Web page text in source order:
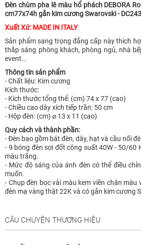
Đèn chùm pha lê màu hổ phách DEBORA
cm77x74h gắn kim cương Swarovski -
Xuất Xứ: MADE IN ITALY
Sản phẩm sang trọng đẳng cấp này thích
thắp sáng phòng khách, phòng ngủ, nhà
event…
Thông tin sản phẩm
- Chất liệu: Kim cương
Kích thước:
- Kích thước tổng thể: (cm) 74 x 77 (cao)
- Chiều cao dây xích tiếp trần: 50 cm
- Hộp đèn: (cm) ⌀ 13 x 11 (cao)
Quy cách và thành phần:
- Đèn bao gồm bát đèn, dây, hạt và cầu nối
- 9 bóng đèn sợi đốt công suất 40W - 50/60
màu trắng.
- Mức độ sáng của ánh đèn có thể điều
muốn.
- Chụp đèn bọc vải màu kem viền chân
đèn mạ vàng thật 22K và có gắn kim cương
CÂU CHUYỆN THƯƠNG HIỆU